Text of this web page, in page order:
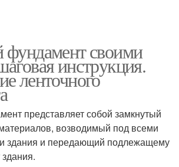
своими
инструкция.
ленточного
представляет собой замкнутый
возводимый под всеми
здания и передающий подлежащему
здания.